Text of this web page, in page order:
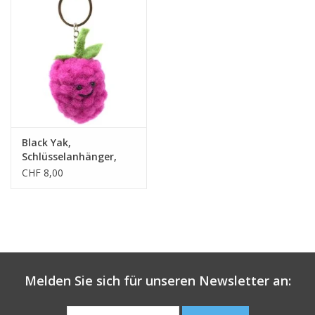
Black Yak,
Schlüsselanhänger,
himbeere
CHF 8,00
Melden Sie sich für unseren Newsletter an: